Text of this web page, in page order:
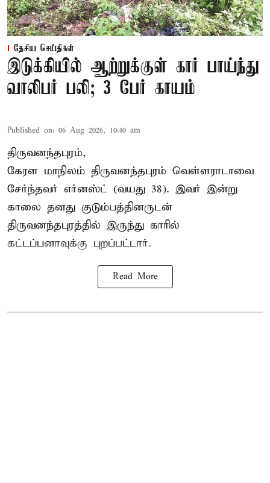
தேசிய செய்திகள்
இடுக்கியில் ஆற்றுக்குள் கார் பாய்ந்து
வாலிபர் பலி; 3 பேர் காயம்
Published on: 06 Aug 2026, 10:40 am
திருவனந்தபுரம்,
கேரள மாநிலம் திருவனந்தபுரம் வெள்ளராடாவை
சேர்ந்தவர் எர்னஸ்ட் (வயது 38). இவர் இன்று
காலை தனது குடும்பத்தினருடன்
திருவனந்தபுரத்தில் இருந்து காரில்
கட்டப்பனாவுக்கு புறப்பட்டார்.
Read More